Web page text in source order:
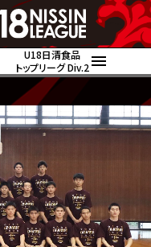
U18日清食品
トップリーグ Div.2